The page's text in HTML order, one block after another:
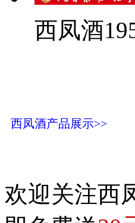
西凤酒
西凤酒产品展示>>
欢迎关注西